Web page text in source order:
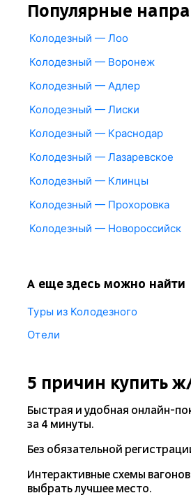
Популярные
Колодезный — Лоо
Колодезный — Воронеж
Колодезный — Адлер
Колодезный — Лиски
Колодезный — Краснодар
Колодезный — Лазаревское
Колодезный — Клинцы
Колодезный — Прохоровка
Колодезный — Новороссийск
А еще здесь можно найти
Туры из Колодезного
Отели
5 причин купить
Быстрая и удобная онлайн-
за 4 минуты.
Без обязательной
Интерактивные схемы
выбрать лучшее место.